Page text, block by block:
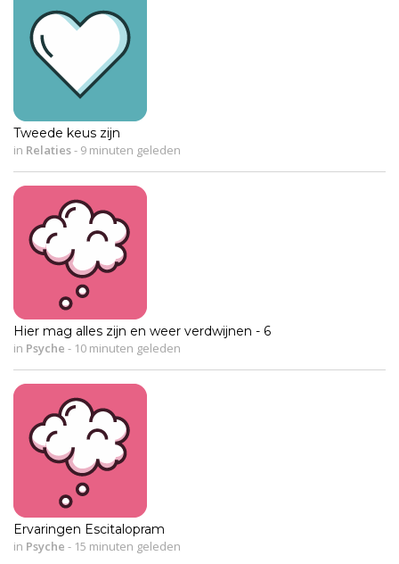
Tweede keus zijn
in Relaties- 9 minuten geleden
Hier mag alles zijn en weer verdwijnen - 6
in Psyche - 10 minuten geleden
Ervaringen Escitalopram
in Psyche - 15 minuten geleden